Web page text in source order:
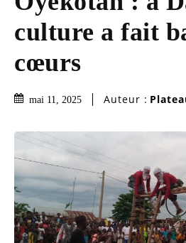
culture a fait
cœurs
mai 11, 2025 Auteur :